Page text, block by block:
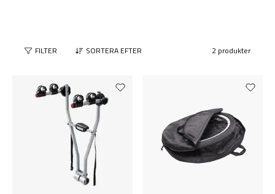
FILTER SORTERA EFTER 2 produkter